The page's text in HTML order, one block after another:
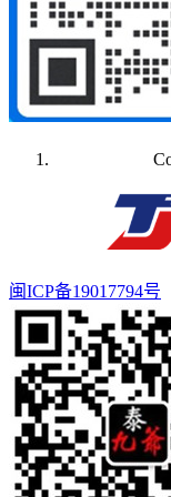
闽ICP备19017794号